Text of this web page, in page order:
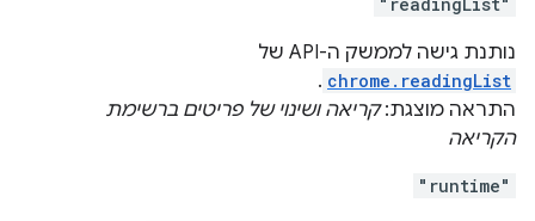
נותנת גישה לממשק ה-API של
chrome.readingList
.
התראה מוצגת:קריאה ושינוי של פריטים ברשימת
הקריאה
"runtime"